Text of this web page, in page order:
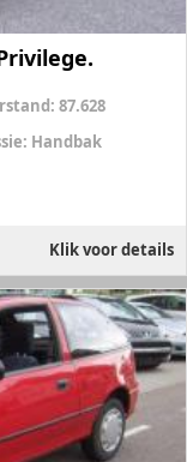
87.628
Handbak
Klik voor details